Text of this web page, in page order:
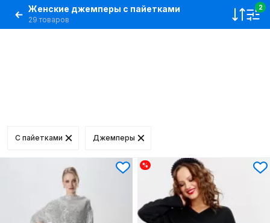
Женские джемперы с пайетками
29 товаров
2
C пайетками Джемперы
%